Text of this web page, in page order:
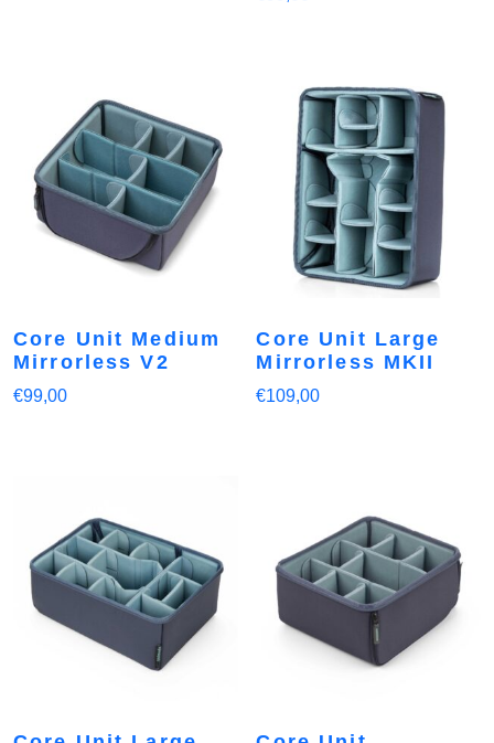
Core Unit Medium
Mirrorless V2
€99,00
Core Unit Large
Mirrorless MKII
€109,00